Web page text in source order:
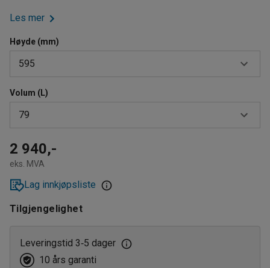
Les mer
Høyde (mm)
595
465
515
595
Volum (L)
79
38
53
79
2 940,-
eks. MVA
Lag innkjøpsliste
Tilgjengelighet
Leveringstid 3‑5 dager
10 års garanti